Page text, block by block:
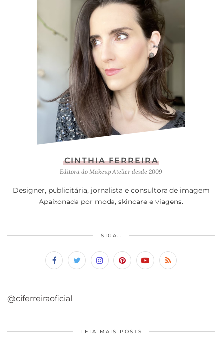
CINTHIA FERREIRA
Editora do Makeup Atelier desde 2009
Designer, publicitária, jornalista e consultora de imagem
Apaixonada por moda, skincare e viagens.
SIGA…
@ciferreiraoficial
LEIA MAIS POSTS